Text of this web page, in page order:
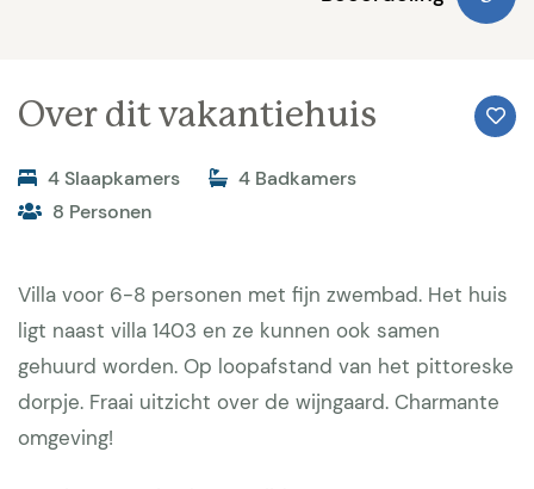
Over dit vakantiehuis
4 Slaapkamers
4 Badkamers
8 Personen
Villa voor 6-8 personen met fijn zwembad. Het huis
ligt naast villa 1403 en ze kunnen ook samen
gehuurd worden. Op loopafstand van het pittoreske
dorpje. Fraai uitzicht over de wijngaard. Charmante
omgeving!